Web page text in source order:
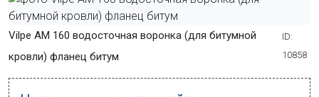
Vilpe AM 160 водосточная воронка (для битумной
кровли) фланец битум
ID:
10858